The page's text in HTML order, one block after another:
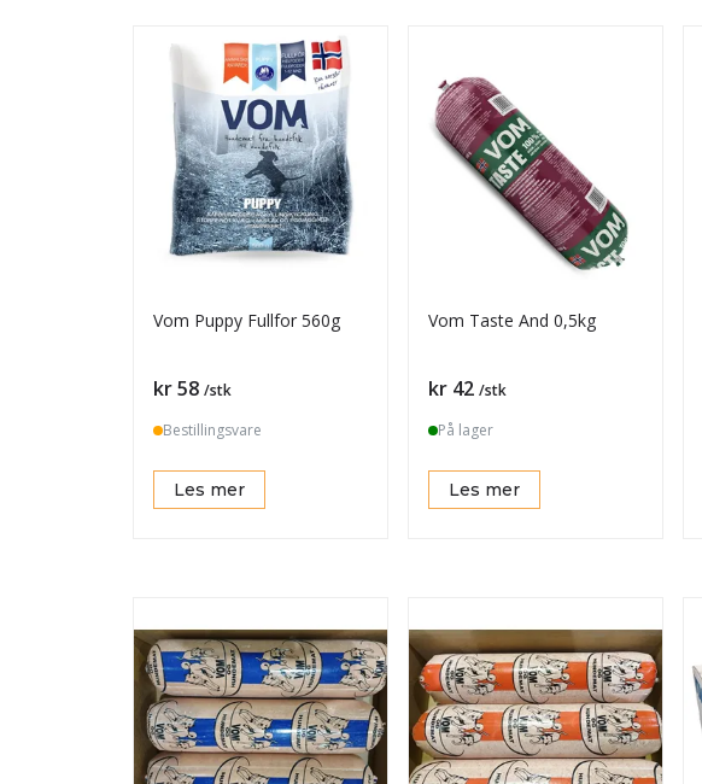
Vom Puppy Fullfor 560g
Pris
kr 58 /stk
Bestillingsvare
Les mer
Vom Taste And 0,5kg
Pris
kr 42 /stk
På lager
Les mer